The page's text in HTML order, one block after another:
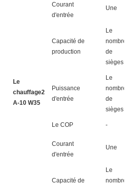
Courant
d'entrée
Une
Le
chauffage2
A-10 W35
Capacité de
production
Le
nombre
de
sièges
Puissance
d'entrée
Le
nombre
de
sièges
Le COP -
Courant
d'entrée
Une
Capacité de
Le
nombre